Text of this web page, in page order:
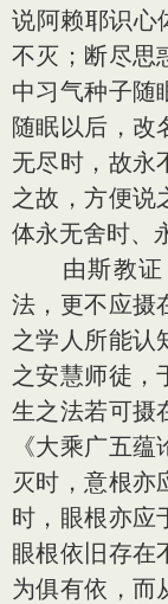
说阿赖耶识心
不灭；断尽思
中习气种子随
随眠以后，改
无尽时，故永
之故，方便说
体永无舍时、
由斯教证
法，更不应摄
之学人所能认
之安慧师徒，
生之法若可摄
《大乘广五
灭时，意根亦
时，眼根亦应
眼根依旧存在
为俱有依，而